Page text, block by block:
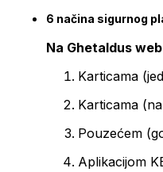
6 načina sigurnog
Na Ghetaldus
Karticama
Karticama
Pouzećem
Aplikacijom